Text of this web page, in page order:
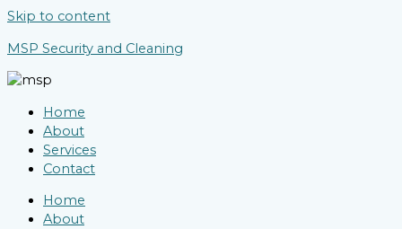
Skip to content
MSP Security and Cleaning
Home
About
Services
Contact
Home
About